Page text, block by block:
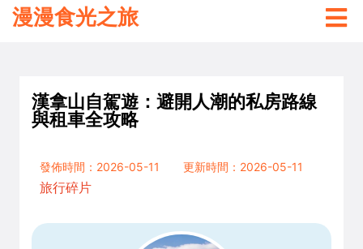
漫漫食光之旅
漢拿山自駕遊：避開人潮的私房路線
與租車全攻略
發佈時間：2026-05-11
更新時間：2026-05-11
旅行碎片